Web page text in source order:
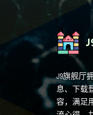
J9旗舰厅
息、下载
容，满足